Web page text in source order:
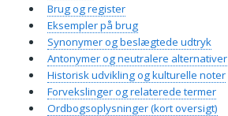
Brug og register
Eksempler på brug
Synonymer og beslægtede udtryk
Antonymer og neutralere alternativer
Historisk udvikling og kulturelle noter
Forvekslinger og relaterede termer
Ordbogsoplysninger (kort oversigt)